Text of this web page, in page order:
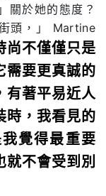
關於她的態度？
頭，」 Martine
尚不僅僅只是
需要更真誠的
有著平易近人
時，我看見的
覺得最重要
就不會受到別